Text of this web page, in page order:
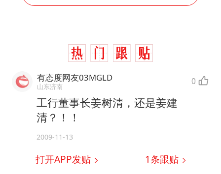
有态度网友03MGLD
山东济南 0
工行董事长姜树清，还是姜建
清？！！
2009-11-13
打开APP发贴 1条跟贴